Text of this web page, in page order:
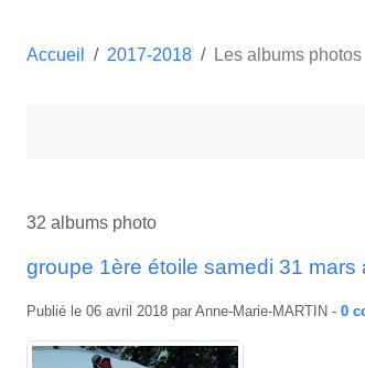
Accueil 2017-2018 Les albums photos
32 albums photo
groupe 1ère étoile samedi 31 mars
Publié le 06 avril 2018 par Anne-Marie-MARTIN - 0